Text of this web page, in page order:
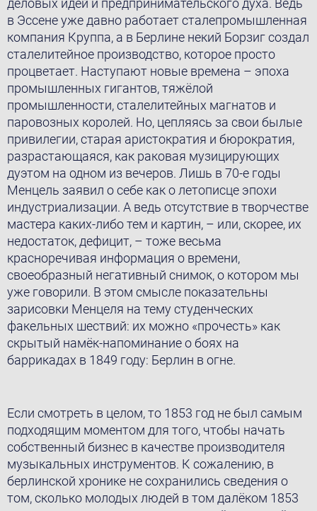
в Эссене уже давно работает сталепромышленная
компания Круппа, а в Берлине некий Борзиг создал
сталелитейное производство, которое просто
процветает. Наступают новые времена – эпоха
промышленных гигантов, тяжёлой
промышленности, сталелитейных магнатов и
паровозных королей. Но, цепляясь за свои былые
привилегии, старaя аристократия и бюрократия,
разрастающаяся, как раковая музицирующих
дуэтом на одном из вечеров. Лишь в 70-е годы
Менцель заявил о себе как о летописце эпохи
индустриализации. А ведь отсутствие в творчестве
мастера каких-либо тем и картин, – или, скорее, их
недостаток, дефицит, – тоже весьма
красноречивая информация о времени,
своеобразный негативный снимок, о котором мы
уже говорили. В этом смысле показательны
зарисовки Менцеля на тему студенческих
факельных шествий: их можно «прочесть» как
скрытый намёк-напоминание о боях на
баррикадах в 1849 году: Берлин в огне.
Если смотреть в целом, то 1853 год не был самым
подходящим моментом для того, чтобы начать
собственный бизнес в качестве производителя
музыкальных инструментов. К сожалению, в
берлинской хронике не сохранились сведения о
том, сколько молодых людей в том далёком 1853